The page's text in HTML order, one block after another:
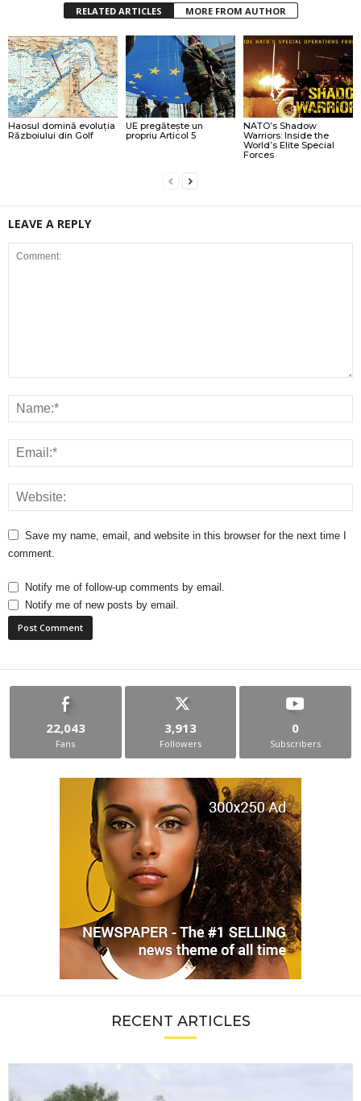
RELATED ARTICLES MORE FROM AUTHOR
Haosul domină evoluția
Războiului din Golf
UE pregătește un
propriu Articol 5
NATO’s Shadow
Warriors: Inside the
World’s Elite Special
Forces
LEAVE A REPLY
Save my name, email, and website in this browser for the next time I
comment.
Notify me of follow-up comments by email.
Notify me of new posts by email.
22,043
Fans
3,913
Followers
0
Subscribers
RECENT ARTICLES